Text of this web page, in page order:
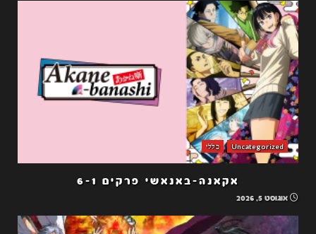
Uncategorized כללי
אקאנה-באנאשי פרקים 6-1
אוגוסט 5, 2026